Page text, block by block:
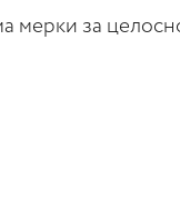
мерки за